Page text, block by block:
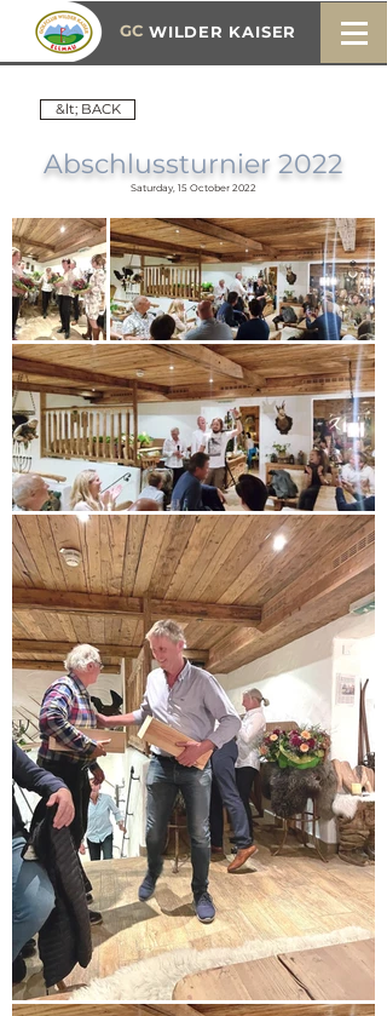
WILDER KAISER
GC
&lt; BACK
Abschlussturnier 2022
Saturday, 15 October 2022